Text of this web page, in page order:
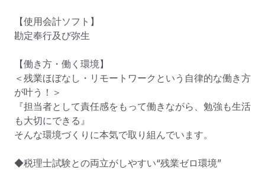
【使用会計ソフト】
勘定奉行及び弥生
【働き方・働く環境】
＜残業ほぼなし・リモートワークという自律的な働き方
が叶う！＞
『担当者として責任感をもって働きながら、勉強も生活
も大切にできる』
そんな環境づくりに本気で取り組んでいます。
◆税理士試験との両立がしやすい“残業ゼロ環境”